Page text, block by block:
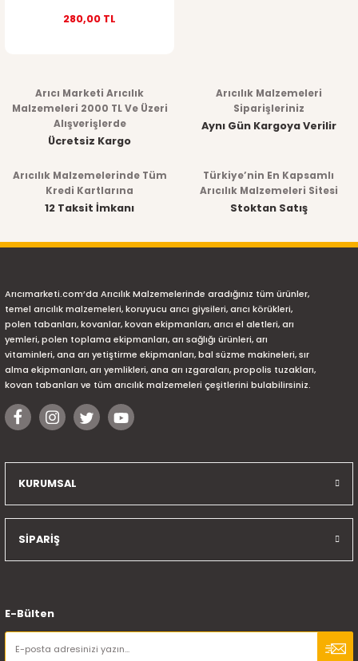
280,00 TL
Arıcı Marketi Arıcılık
Malzemeleri 2000 TL Ve Üzeri
Alışverişlerde
Ücretsiz Kargo
Arıcılık Malzemeleri
Siparişleriniz
Aynı Gün Kargoya Verilir
Arıcılık Malzemelerinde Tüm
Kredi Kartlarına
12 Taksit İmkanı
Türkiye’nin En Kapsamlı
Arıcılık Malzemeleri Sitesi
Stoktan Satış
Arıcımarketi.com’da Arıcılık Malzemelerinde aradığınız tüm ürünler,
temel arıcılık malzemeleri, koruyucu arıcı giysileri, arıcı körükleri,
polen tabanları, kovanlar, kovan ekipmanları, arıcı el aletleri, arı
yemleri, polen toplama ekipmanları, arı sağlığı ürünleri, arı
vitaminleri, ana arı yetiştirme ekipmanları, bal süzme makineleri, sır
alma ekipmanları, arı yemlikleri, ana arı ızgaraları, propolis tuzakları,
kovan tabanları ve tüm arıcılık malzemeleri çeşitlerini bulabilirsiniz.
KURUMSAL
SİPARİŞ
E-Bülten